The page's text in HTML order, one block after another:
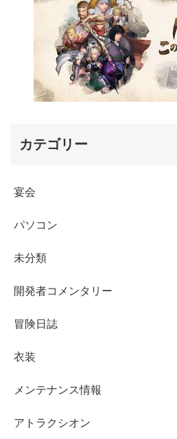
カテゴリー
宴会
パソコン
未分類
開発者コメンタリー
冒険日誌
衣装
メンテナンス情報
アトラクシオン